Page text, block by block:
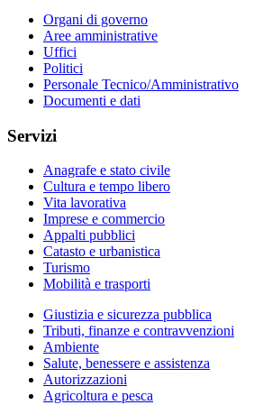
Organi di governo
Aree amministrative
Uffici
Politici
Personale Tecnico/Amministrativo
Documenti e dati
Servizi
Anagrafe e stato civile
Cultura e tempo libero
Vita lavorativa
Imprese e commercio
Appalti pubblici
Catasto e urbanistica
Turismo
Mobilità e trasporti
Giustizia e sicurezza pubblica
Tributi, finanze e contravvenzioni
Ambiente
Salute, benessere e assistenza
Autorizzazioni
Agricoltura e pesca